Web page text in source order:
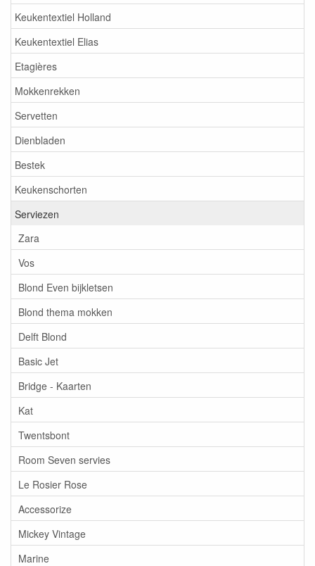
Keukentextiel Holland
Keukentextiel Elias
Etagières
Mokkenrekken
Servetten
Dienbladen
Bestek
Keukenschorten
Serviezen
Zara
Vos
Blond Even bijkletsen
Blond thema mokken
Delft Blond
Basic Jet
Bridge - Kaarten
Kat
Twentsbont
Room Seven servies
Le Rosier Rose
Accessorize
Mickey Vintage
Marine